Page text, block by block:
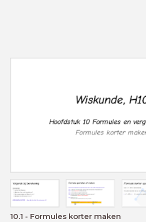
10.1 - Formules korter maken